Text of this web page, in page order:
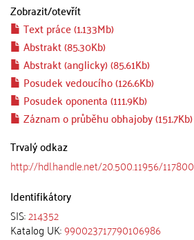
Zobrazit/otevřít
Text práce (1.133Mb)
Abstrakt (85.30Kb)
Abstrakt (anglicky) (85.61Kb)
Posudek vedoucího (126.6Kb)
Posudek oponenta (111.9Kb)
Záznam o průběhu obhajoby (151.7Kb)
Trvalý odkaz
http://hdl.handle.net/20.500.11956/117800
Identifikátory
SIS:214352
Katalog UK:990023717790106986